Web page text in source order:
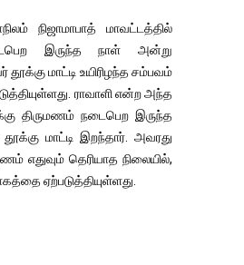
நிஜாமாபாத் மாவட்டத்தில்
இருந்த நாள் அன்று
மாட்டி உயிரிழந்த சம்பவம்
ராவாளி என்ற அந்த
திருமணம் நடைபெற இருந்த
தூக்கு மாட்டி இறந்தார். அவரது
எதுவும் தெரியாத நிலையில்,
ஏற்படுத்தியுள்ளது.